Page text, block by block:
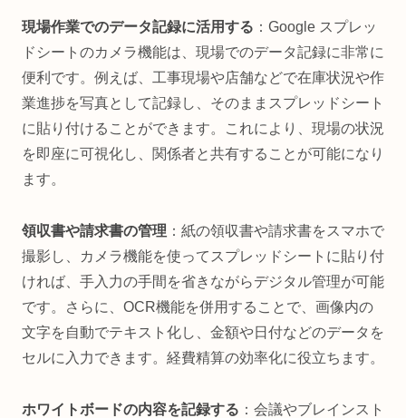
現場作業でのデータ記録に活用する ：Google スプレッ
ドシートのカメラ機能は、現場でのデータ記録に非常に
便利です。例えば、工事現場や店舗などで在庫状況や作
業進捗を写真として記録し、そのままスプレッドシート
に貼り付けることができます。これにより、現場の状況
を即座に可視化し、関係者と共有することが可能になり
ます。
領収書や請求書の管理 ：紙の領収書や請求書をスマホで
撮影し、カメラ機能を使ってスプレッドシートに貼り付
ければ、手入力の手間を省きながらデジタル管理が可能
です。さらに、OCR機能を併用することで、画像内の
文字を自動でテキスト化し、金額や日付などのデータを
セルに入力できます。経費精算の効率化に役立ちます。
ホワイトボードの内容を記録する ：会議やブレインスト